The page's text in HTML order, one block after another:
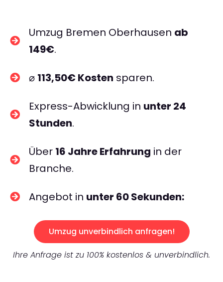
Umzug Bremen Oberhausen ab
149€.
⌀ 113,50€ Kosten sparen.
Express-Abwicklung in unter 24
Stunden.
Über 16 Jahre Erfahrung in der
Branche.
Angebot in unter 60 Sekunden:
Umzug unverbindlich anfragen!
Ihre Anfrage ist zu 100% kostenlos & unverbindlich.